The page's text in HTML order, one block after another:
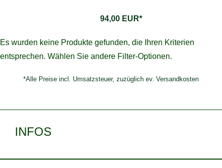
94,00 EUR*
Es wurden keine Produkte gefunden, die Ihren Kriterien
entsprechen. Wählen Sie andere Filter-Optionen.
*Alle Preise incl. Umsatzsteuer, zuzüglich ev. Versandkosten
INFOS